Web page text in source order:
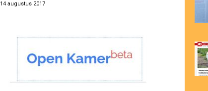
14 augustus 2017